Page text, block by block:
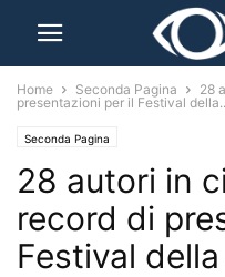
Home Seconda Pagina
28
presentazioni per il Festival
Seconda Pagina
28 autori in
record di
Festival